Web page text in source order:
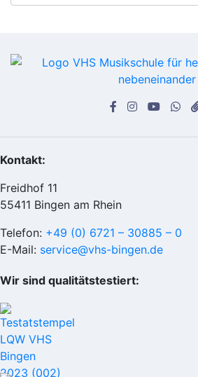
Kontakt:
Freidhof 11
55411 Bingen am Rhein
Telefon: +49 (0) 6721 – 30885 – 0
E-Mail: service@vhs-bingen.de
Wir sind qualitätstestiert: